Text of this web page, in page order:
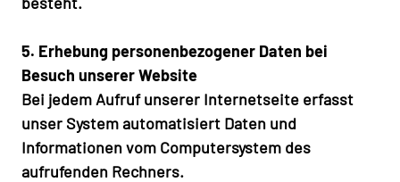
5. Erhebung personenbezogener Daten bei
Besuch unserer Website
Bei jedem Aufruf unserer Internetseite erfasst
unser System automatisiert Daten und
Informationen vom Computersystem des
aufrufenden Rechners.